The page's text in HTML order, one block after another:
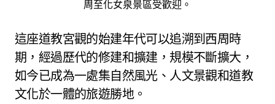
周至化女泉景區受歡迎。
這座道教宮觀的始建年代可以追溯到西周時
期，經過歷代的修建和擴建，規模不斷擴大，
如今已成為一處集自然風光、人文景觀和道教
文化於一體的旅遊勝地。